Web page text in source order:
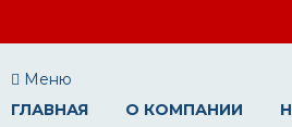
Меню
ГЛАВНАЯ
О КОМПАНИИ